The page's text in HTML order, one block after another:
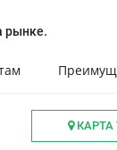
рынке.
КАРТА